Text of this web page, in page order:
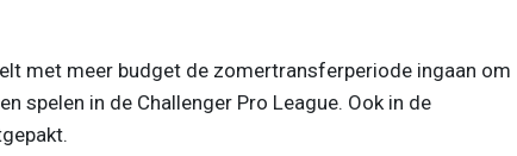
met meer budget de zomertransferperiode ingaan om
spelen in de Challenger Pro League. Ook in de